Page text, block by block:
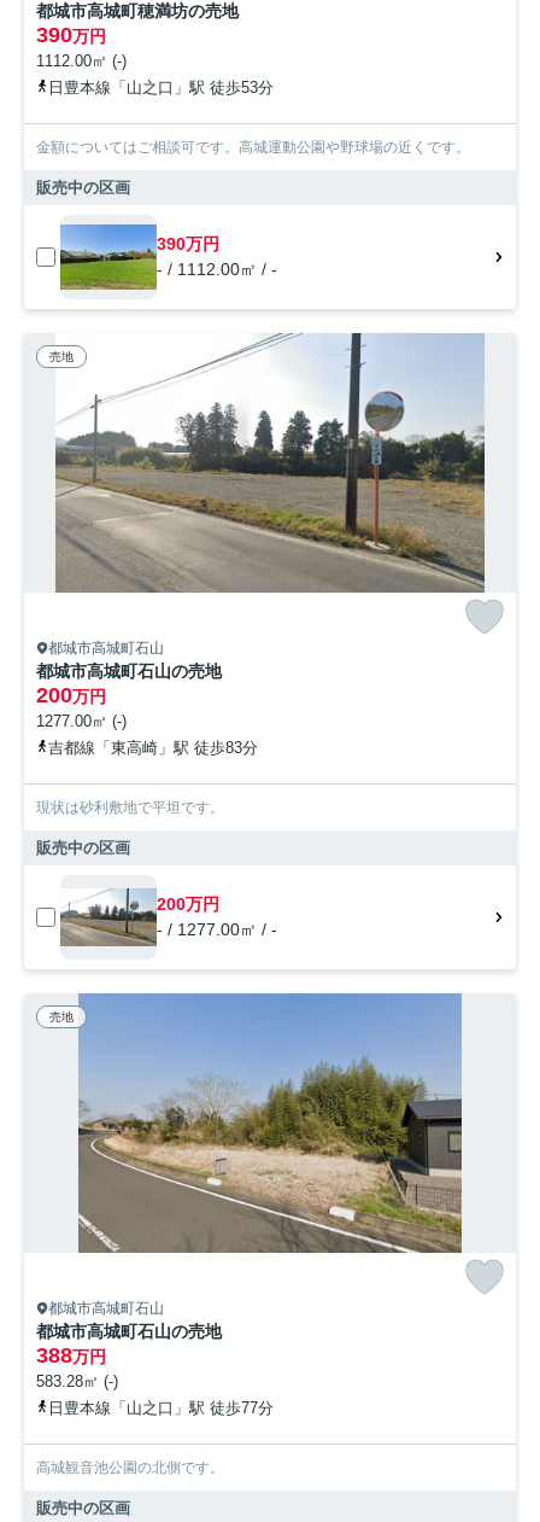
都城市高城町穂満坊の売地
390万円
1112.00㎡ (-)
日豊本線「山之口」駅 徒歩53分
金額についてはご相談可です。高城運動公園や野球場の近くです。
販売中の区画
390万円
- / 1112.00㎡ / -
売地
都城市高城町石山
都城市高城町石山の売地
200万円
1277.00㎡ (-)
吉都線「東高崎」駅 徒歩83分
現状は砂利敷地で平坦です。
販売中の区画
200万円
- / 1277.00㎡ / -
売地
都城市高城町石山
都城市高城町石山の売地
388万円
583.28㎡ (-)
日豊本線「山之口」駅 徒歩77分
高城観音池公園の北側です。
販売中の区画